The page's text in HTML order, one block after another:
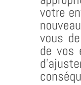
votre
vous
de vos